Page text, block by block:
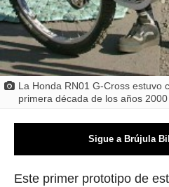
La Honda RN01 G-Cross estuvo
primera década de los años 2000
Sigue a Brújula
Este primer prototipo de